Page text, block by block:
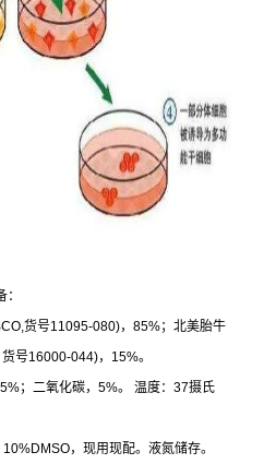
货号11095-080)， 85%；北美胎牛
货号16000-044)， 15%。
；二氧化碳， 5%。 温度： 37摄氏
10%DMSO，现用现配。液氮储存。